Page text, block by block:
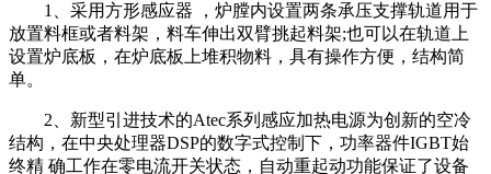
1、采用方形感应器 ，炉膛内设置两条承压支撑轨道用于
放置料框或者料架，料车伸出双臂挑起料架;也可以在轨道上
设置炉底板，在炉底板上堆积物料，具有操作方便，结构简
单。
2、新型引进技术的Atec系列感应加热电源为创新的空冷
结构，在中央处理器DSP的数字式控制下，功率器件IGBT始
终精 确工作在零电流开关状态，自动重起动功能保证了设备